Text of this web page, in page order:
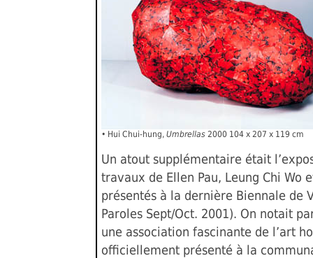
• Hui Chui-hung, Umbrellas 2000 104 x 207 x 119 cm
Un atout supplémentaire était
travaux de Ellen Pau, Leung Chi Wo
présentés à la dernière Biennale de
Paroles Sept/Oct. 2001). On notait
une association fascinante de l’art
officiellement présenté à la